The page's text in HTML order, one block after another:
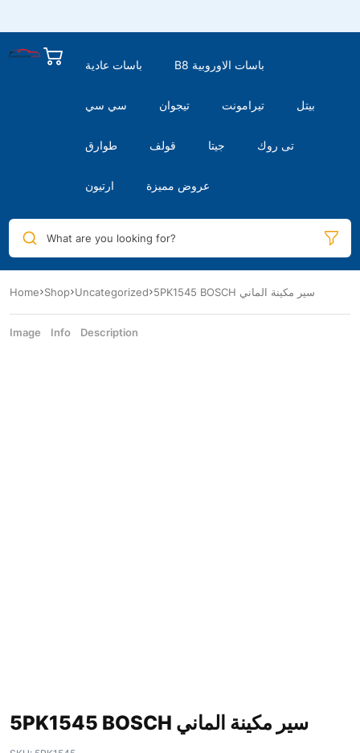
باسات عادية B8 باسات الاوروبية
سي سي تيجوان تيرامونت بيتل
طوارق قولف جيتا تى روك
ارتيون عروض مميزة
What are you looking for?
Home Shop Uncategorized 5PK1545 BOSCH سير مكينة الماني
Image Info Description
5PK1545 BOSCH سير مكينة الماني